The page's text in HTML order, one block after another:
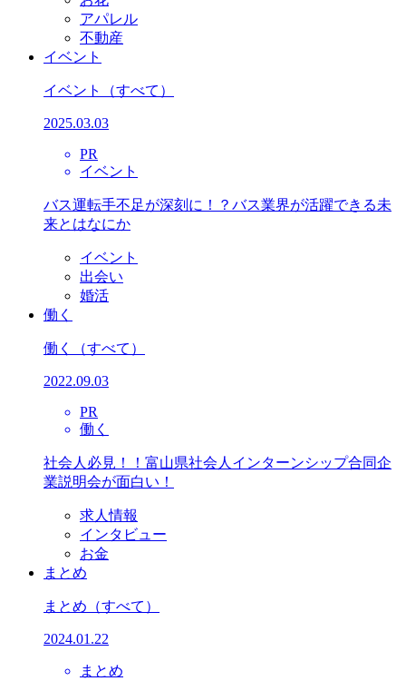
アパレル
不動産
イベント
イベント （すべて）
2025.03.03
PR
イベント
バス運転手不足が深刻に！？バス業界が活躍できる未
来とはなにか
イベント
出会い
婚活
働く
働く （すべて）
2022.09.03
PR
働く
社会人必見！！富山県社会人インターンシップ合同企
業説明会が面白い！
求人情報
インタビュー
お金
まとめ
まとめ （すべて）
2024.01.22
まとめ